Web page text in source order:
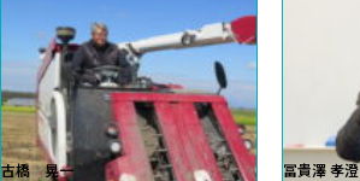
古橋 晃一
冨貴澤 孝澄